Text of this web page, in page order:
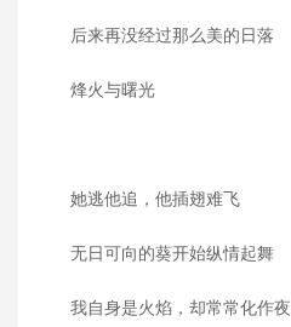
后来再没经过那么美的日落
烽火与曙光
她逃他追，他插翅难飞
无日可向的葵开始纵情起舞
我自身是火焰，却常常化作夜